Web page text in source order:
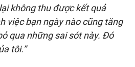
không thu được kết quả
việc bạn ngày nào cũng tăng
qua những sai sót này. Đó
tôi.”